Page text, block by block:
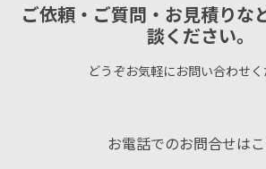
ご依頼・ご質問・お見積りな
談ください。
どうぞお気軽にお問い合わせく
お電話でのお問合せは